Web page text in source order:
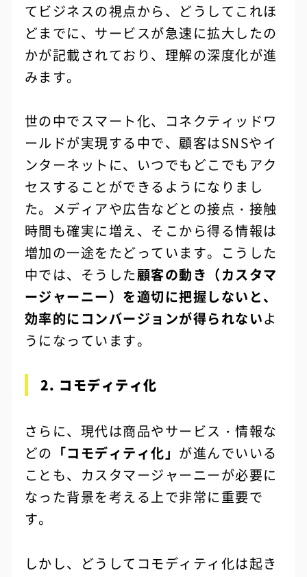
てビジネスの視点から、どうしてこれほ
どまでに、サービスが急速に拡大したの
かが記載されており、理解の深度化が進
みます。
世の中でスマート化、コネクティッドワ
ールドが実現する中で、顧客はSNSやイ
ンターネットに、いつでもどこでもアク
セスすることができるようになりまし
た。メディアや広告などとの接点・接触
時間も確実に増え、そこから得る情報は
増加の一途をたどっています。こうした
中では、そうした顧客の動き（カスタマ
ージャーニー）を適切に把握しないと、
効率的にコンバージョンが得られないよ
うになっています。
2. コモディティ化
さらに、現代は商品やサービス・情報な
どの 「コモディティ化」 が進んでいいる
ことも、カスタマージャーニーが必要に
なった背景を考える上で非常に重要で
す。
しかし、どうしてコモディティ化は起き